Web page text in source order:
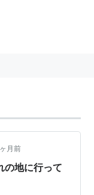
月前
の地に行って